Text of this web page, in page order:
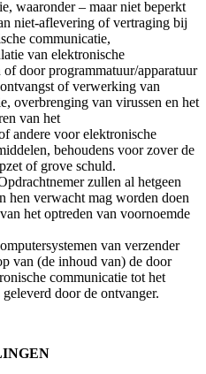
waaronder – maar niet beperkt
niet-aflevering of vertraging bij
communicatie,
van elektronische
door programmatuur/apparatuur
of verwerking van
overbrenging van virussen en het
van het
andere voor elektronische
behoudens voor zover de
of grove schuld.
zullen al hetgeen
hen verwacht mag worden doen
het optreden van voornoemde
van verzender
van (de inhoud van) de door
communicatie tot het
door de ontvanger.